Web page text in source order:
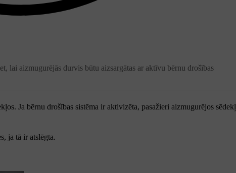
lai aizmugurējās durvis būtu aizsargātas ar aktīvu bērnu drošības
Ja bērnu drošības sistēma ir aktivizēta, pasažieri aizmugurējos
ja tā ir atslēgta.